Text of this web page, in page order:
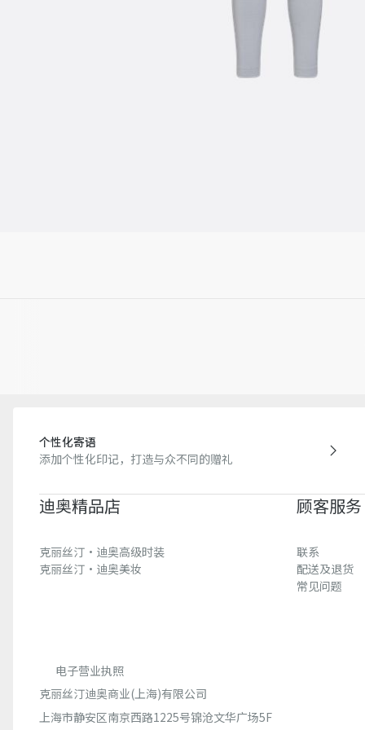
个性化寄语
添加个性化印记，打造与众不同的赠礼
迪奥精品店
克丽丝汀·迪奥高级时装
克丽丝汀·迪奥美妆
顾客服务
联系
配送及退货
常见问题
电子营业执照
克丽丝汀迪奥商业(上海)有限公司
上海市静安区南京西路1225号锦沧文华广场5F